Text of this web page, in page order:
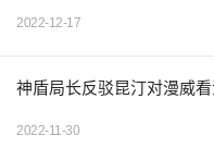
2022-12-17
神盾局长反驳昆汀对漫威
2022-11-30